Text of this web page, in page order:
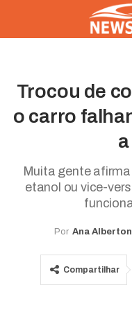
Trocou de
o carro
Muita gente
etanol ou vice-
Por Ana Alberton
Compartilhar